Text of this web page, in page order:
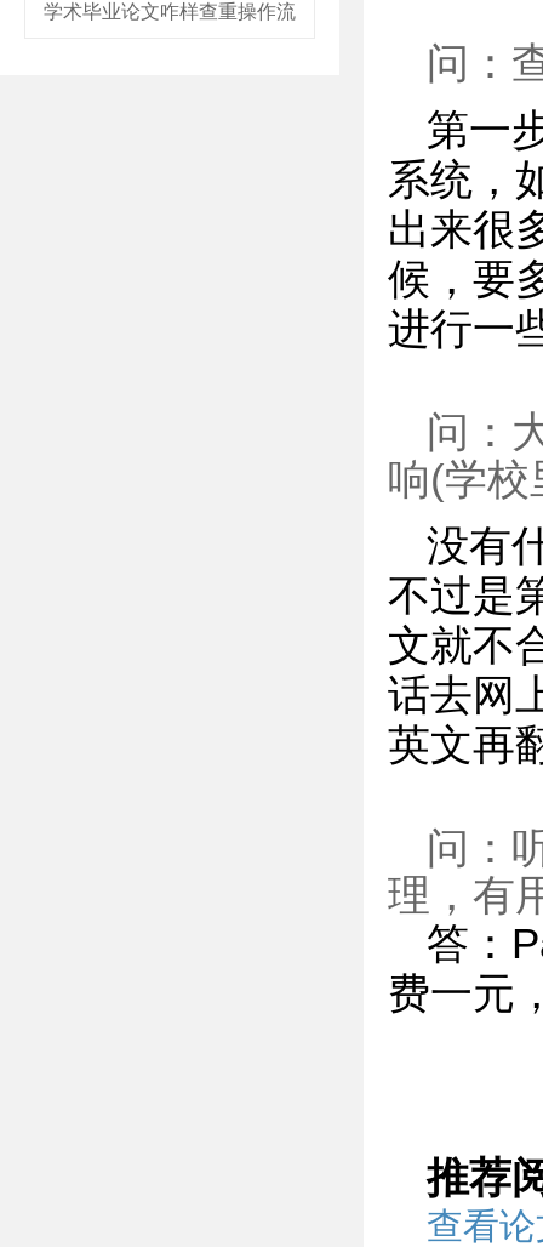
学术毕业论文咋样查重操作流
问：
第一
系统，
出来很
候，要
进行一
问：
响(学校
没有
不过是
文就不
话去网
英文再
问：
理，有
答：
费一元
推荐
查看